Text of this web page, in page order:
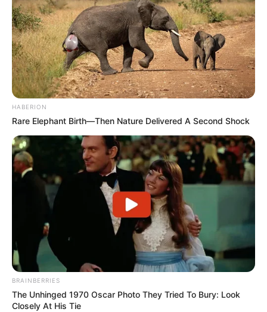
Tastefully Yours Confidence Queen
Walking On Thin Ice Tempest
My Troublesome Star
HABERION
Rare Elephant Birth—Then Nature Delivered A Second Shock
BRAINBERRIES
The Unhinged 1970 Oscar Photo They Tried To Bury: Look
Closely At His Tie